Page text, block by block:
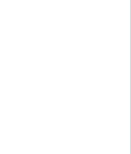
Noël — qui illustrent la
et des anecdotes qui